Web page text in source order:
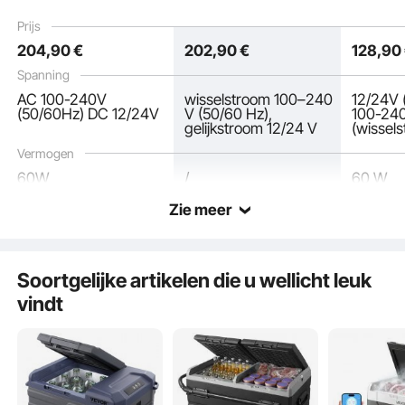
Werkt op ≤45 decibel, verbruikt 0,6 kWh per 24 uur. De compressor zorgt voor
optimale prestaties, zelfs op hellingen tot 45 graden.
Prijs
Spanning
Vermogen
12/24V DC en 100-
240V AC Compressor
Koeler voor Camping,
Camper
voor campers, boten,
204,90€ 202,90€ 128,90
AC 100-240V
(50/60Hz) DC 12/24V
wisselstroom 100–240
V (50/60 Hz),
gelijkstroom 12/24 V
12/24V
100-
60W /
60 W
Zie meer
Soortgelijke artikelen die u wellicht leuk
vindt